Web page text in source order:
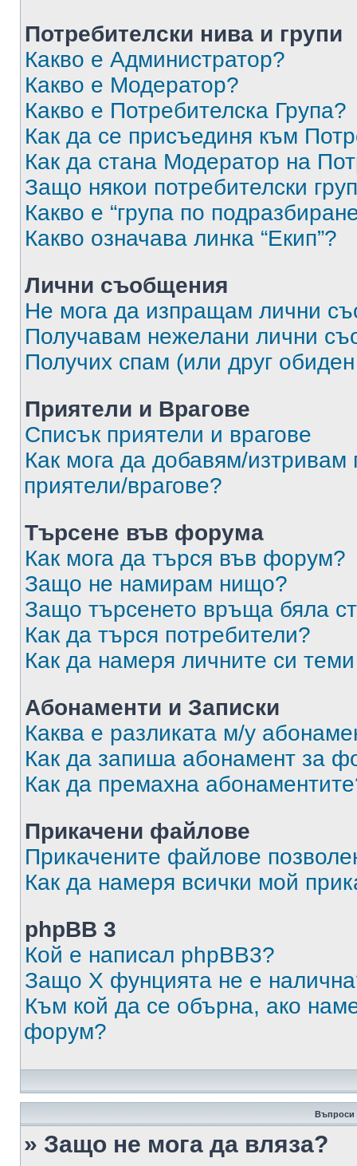
Потребителски нива и групи
Какво е Администратор?
Какво е Модератор?
Какво е Потребителска Група?
Как да се присъединя към
Как да стана Модератор на
Защо някои потребителски
Какво е “група по
Какво означава линка “Екип”?
Лични съобщения
Не мога да изпращам лични
Получавам нежелани лични
Получих спам (или друг
Приятели и Врагове
Списък приятели и врагове
Как мога да добавям/изтривам
приятели/врагове?
Търсене във форума
Как мога да търся във форум?
Защо не намирам нищо?
Защо търсенето връща бяла
Как да търся потребители?
Как да намеря личните си
Абонаменти и Записки
Каква е разликата м/у
Как да запиша абонамент за
Как да премахна
Прикачени файлове
Прикачените файлове
Как да намеря всички мой
phpBB 3
Кой е написал phpBB3?
Защо X фунцията не е
Към кой да се обърна, ако
форум?
Въпроси
» Защо не мога да вляза?